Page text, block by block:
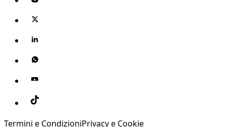
Termini e CondizioniPrivacy e Cookie